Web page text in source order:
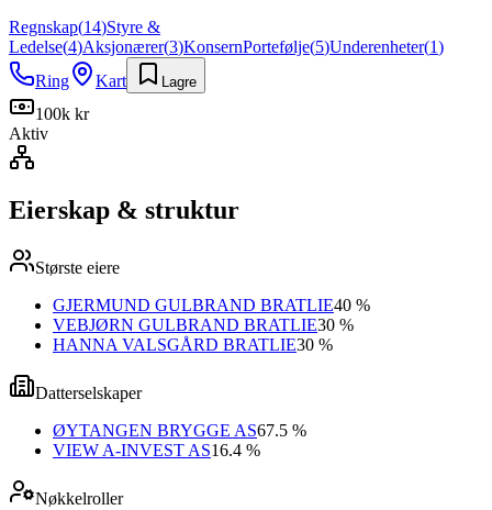
Regnskap(14)Styre &
Ledelse(4)Aksjonærer(3)KonsernPortefølje(5)Underenheter(1)
Ring
Kart Lagre
100k kr
Aktiv
Eierskap & struktur
Største eiere
GJERMUND GULBRAND BRATLIE40 %
VEBJØRN GULBRAND BRATLIE30 %
HANNA VALSGÅRD BRATLIE30 %
Datterselskaper
ØYTANGEN BRYGGE AS67.5 %
VIEW A-INVEST AS16.4 %
Nøkkelroller